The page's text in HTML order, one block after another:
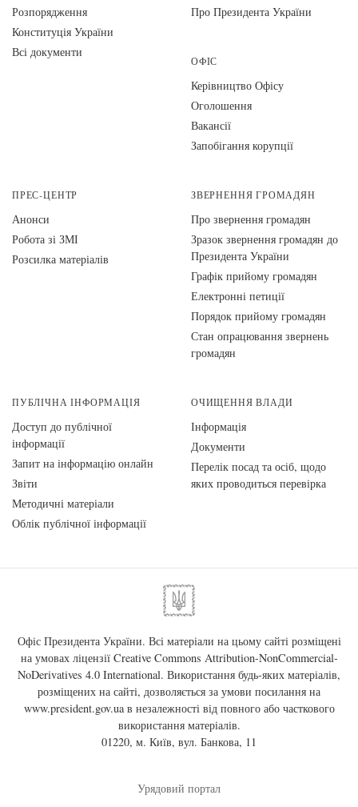
Розпорядження
Конституція України
Всі документи
Про Президента України
ОФІС
Керівництво Офісу
Оголошення
Вакансії
Запобігання корупції
ПРЕС-ЦЕНТР
Анонси
Робота зі ЗМІ
Розсилка матеріалів
ЗВЕРНЕННЯ ГРОМАДЯН
Про звернення громадян
Зразок звернення громадян до
Президента України
Графік прийому громадян
Електронні петиції
Порядок прийому громадян
Стан опрацювання звернень
громадян
ПУБЛІЧНА ІНФОРМАЦІЯ
Доступ до публічної
інформації
Запит на інформацію онлайн
Звіти
Методичні матеріали
Облік публічної інформації
ОЧИЩЕННЯ ВЛАДИ
Інформація
Документи
Перелік посад та осіб, щодо
яких проводиться перевірка
Офіс Президента України. Всі матеріали на цьому сайті розміщені
на умовах ліцензії Creative Commons Attribution-NonCommercial-
NoDerivatives 4.0 International. Використання будь-яких матеріалів,
розміщених на сайті, дозволяється за умови посилання на
www.president.gov.uaв незалежності від повного або часткового
використання матеріалів.
01220, м. Київ, вул. Банкова, 11
Урядовий портал